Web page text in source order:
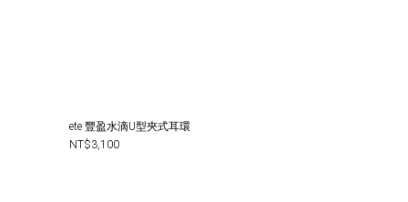
ete 豐盈水滴U型夾式耳環
NT$3,100